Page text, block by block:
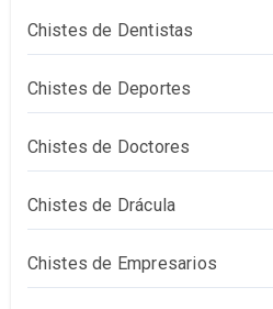
Chistes de Dentistas
Chistes de Deportes
Chistes de Doctores
Chistes de Drácula
Chistes de Empresarios